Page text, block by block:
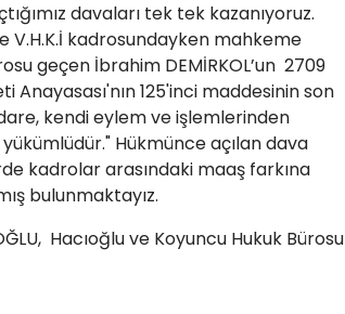
davaları tek tek kazanıyoruz.
V.H.K.İ kadrosundayken mahkeme
geçen İbrahim DEMİRKOL’un 2709
Anayasası'nın 125'inci maddesinin son
kendi eylem ve işlemlerinden
Hükmünce açılan dava
kadrolar arasındaki maaş farkına
bulunmaktayız.
Hacıoğlu ve Koyuncu Hukuk Bürosu